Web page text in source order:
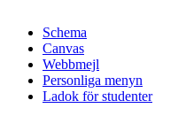
Schema
Canvas
Webbmejl
Personliga menyn
Ladok för studenter